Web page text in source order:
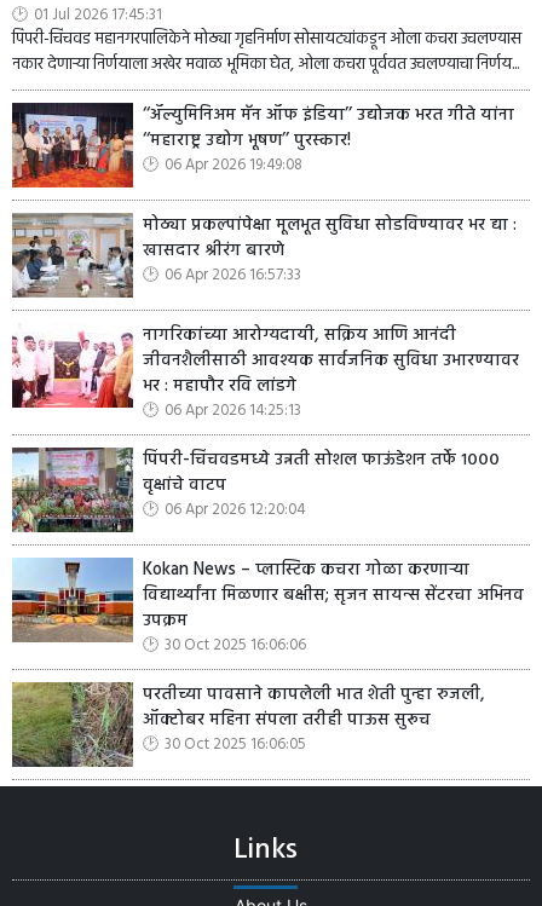
01 Jul 2026 17:45:31
पिंपरी-चिंचवड महानगरपालिकेने मोठ्या गृहनिर्माण सोसायट्यांकडून ओला कचरा उचलण्यास
नकार देणाऱ्या निर्णयाला अखेर मवाळ भूमिका घेत, ओला कचरा पूर्ववत उचलण्याचा निर्णय...
‘‘ॲल्युमिनिअम मॅन ऑफ इंडिया’’ उद्योजक भरत गीते यांना
‘‘महाराष्ट्र उद्योग भूषण’’ पुरस्कार!
06 Apr 2026 19:49:08
मोठ्या प्रकल्पांपेक्षा मूलभूत सुविधा सोडविण्यावर भर द्या :
खासदार श्रीरंग बारणे
06 Apr 2026 16:57:33
नागरिकांच्या आरोग्यदायी, सक्रिय आणि आनंदी
जीवनशैलीसाठी आवश्यक सार्वजनिक सुविधा उभारण्यावर
भर : महापौर रवि लांडगे
06 Apr 2026 14:25:13
पिंपरी-चिंचवडमध्ये उन्नती सोशल फाऊंडेशन तर्फे १०००
वृक्षांचे वाटप
06 Apr 2026 12:20:04
Kokan News – प्लास्टिक कचरा गोळा करणाऱ्या
विद्यार्थ्यांना मिळणार बक्षीस; सृजन सायन्स सेंटरचा अभिनव
उपक्रम
30 Oct 2025 16:06:06
परतीच्या पावसाने कापलेली भात शेती पुन्हा रुजली,
ऑक्टोबर महिना संपला तरीही पाऊस सुरूच
30 Oct 2025 16:06:05
Links